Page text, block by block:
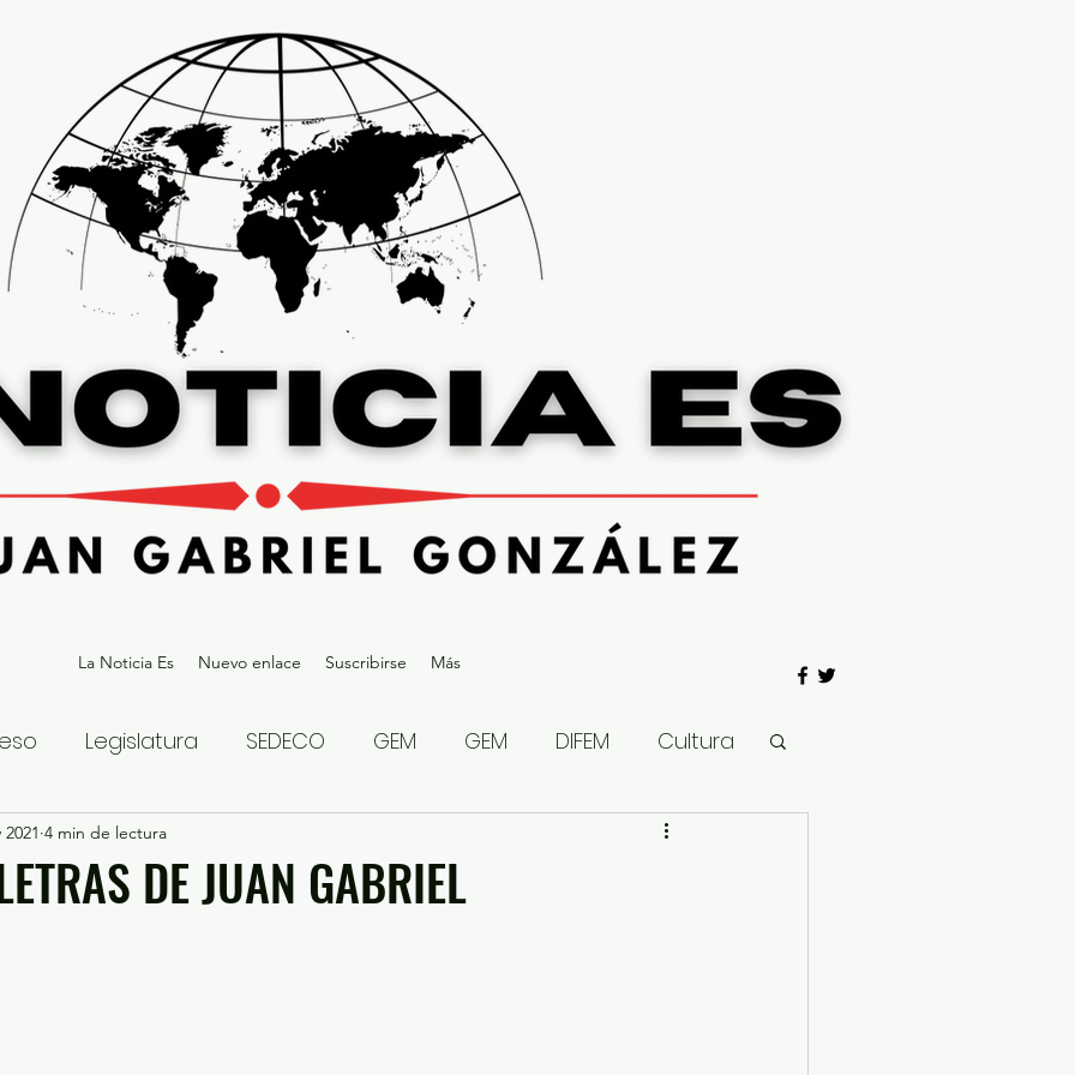
La Noticia Es Nuevo enlace Suscribirse Más
Legislatura SEDECO GEM GEM DIFEM Cultura
Gubernatura Edoméx 2023
DE JUAN GABRIEL
4 min de lectura